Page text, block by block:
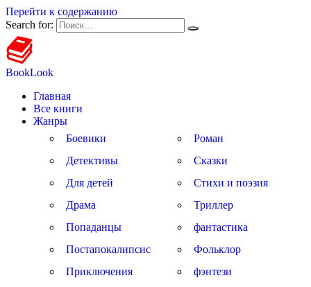
Перейти к содержанию
Search for:
BookLook
Главная
Все книги
Жанры
Боевики
Детективы
Для детей
Драма
Попаданцы
Постапокалипсис
Приключения
Роман
Сказки
Стихи и поэзия
Триллер
фантастика
Фольклор
фэнтези